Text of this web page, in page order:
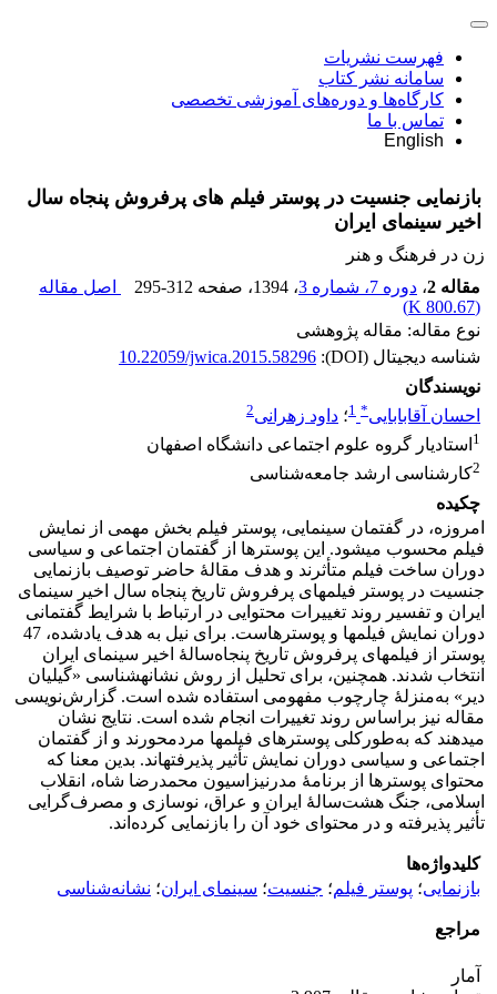
فهرست نشریات
سامانه نشر کتاب
کارگاه‌ها و دوره‌های آموزشی تخصصی
تماس با ما
English
بازنمایی جنسیت در پوستر فیلم‏ های پرفروش‏ پنجاه سال
اخیر سینمای ایران
زن در فرهنگ و هنر
مقاله 2
، دوره 7، شماره 3 ، 1394 ، صفحه 295-312
اصل مقاله
(
800.67 K
)
نوع مقاله: مقاله پژوهشی
شناسه دیجیتال (DOI):
10.22059/jwica.2015.58296
نویسندگان
احسان آقابابایی*
1؛ داود زهرانی2
1 استادیار گروه علوم اجتماعی دانشگاه اصفهان
2کارشناسی ارشد جامعه‌شناسی
چکیده
امروزه، در گفتمان سینمایی، پوستر فیلم بخش مهمی از نمایش
فیلم محسوب می‏شود. این پوسترها از گفتمان اجتماعی و سیاسی
دوران ساخت فیلم متأثرند و هدف مقالۀ حاضر توصیف بازنمایی
جنسیت در پوستر فیلم‏های پرفروش‏ تاریخ پنجاه سال اخیر سینمای
ایران و تفسیر روند تغییرات محتوایی در ارتباط با شرایط گفتمانی
دوران نمایش فیلم‏ها و پوسترهاست. برای نیل به هدف یادشده، 47
پوستر از ‏فیلم‏های پرفروش تاریخ پنجاه‌سالۀ اخیر سینمای ایران
انتخاب شدند. همچنین، برای تحلیل از روش نشانه‏شناسی «گیلیان
دیر» به‌منزلۀ چارچوب مفهومی استفاده شده است. گزارش‌نویسی
مقاله نیز بر‌اساس روند تغییرات انجام شده است. نتایج نشان
می‏دهند که به‌طور‌کلی پوسترهای فیلم‏ها مردمحورند و از گفتمان
اجتماعی و سیاسی دوران نمایش تأثیر پذیرفته‏اند. بدین معنا که
محتوای پوسترها از برنامۀ مدرنیزاسیون محمدرضا شاه، انقلاب
اسلامی، جنگ هشت‌سالۀ ایران و عراق، نوسازی و مصرف‌گرایی
تأثیر پذیرفته و در محتوای خود آن را بازنمایی کرده‌اند.
کلیدواژه‌ها
بازنمایی؛ پوستر فیلم؛ جنسیت؛ سینمای ایران؛ نشانه‌شناسی
مراجع
آمار